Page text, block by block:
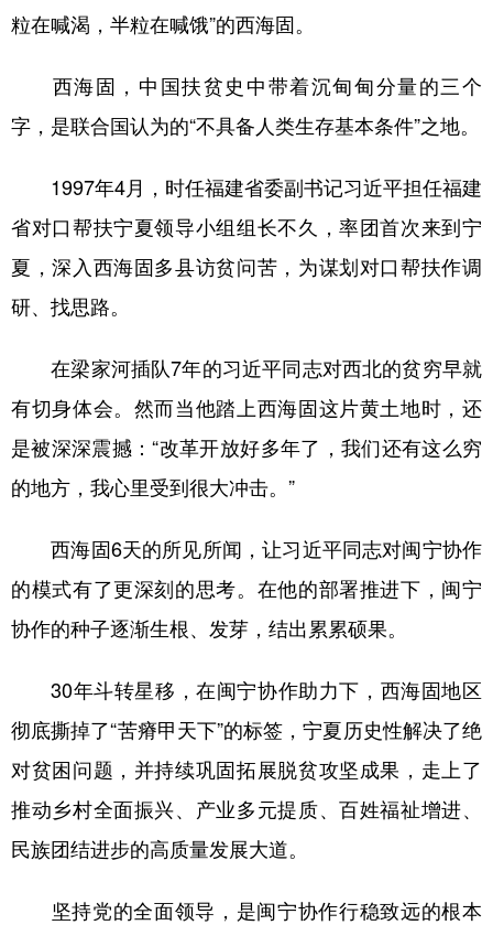
粒在喊渴，半粒在喊饿”的西海固。
西海固，中国扶贫史中带着沉甸甸分量的三个
字，是联合国认为的“不具备人类生存基本条件”之地。
1997年4月，时任福建省委副书记习近平担任福建
省对口帮扶宁夏领导小组组长不久，率团首次来到宁
夏，深入西海固多县访贫问苦，为谋划对口帮扶作调
研、找思路。
在梁家河插队7年的习近平同志对西北的贫穷早就
有切身体会。然而当他踏上西海固这片黄土地时，还
是被深深震撼：“改革开放好多年了，我们还有这么穷
的地方，我心里受到很大冲击。”
西海固6天的所见所闻，让习近平同志对闽宁协作
的模式有了更深刻的思考。在他的部署推进下，闽宁
协作的种子逐渐生根、发芽，结出累累硕果。
30年斗转星移，在闽宁协作助力下，西海固地区
彻底撕掉了“苦瘠甲天下”的标签，宁夏历史性解决了绝
对贫困问题，并持续巩固拓展脱贫攻坚成果，走上了
推动乡村全面振兴、产业多元提质、百姓福祉增进、
民族团结进步的高质量发展大道。
坚持党的全面领导，是闽宁协作行稳致远的根本